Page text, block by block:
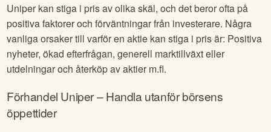
Uniper kan stiga i pris av olika skäl, och det beror ofta på
positiva faktorer och förväntningar från investerare. Några
vanliga orsaker till varför en aktie kan stiga i pris är: Positiva
nyheter, ökad efterfrågan, generell marktillväxt eller
utdelningar och återköp av aktier m.fl.
Förhandel Uniper– Handla utanför börsens
öppettider